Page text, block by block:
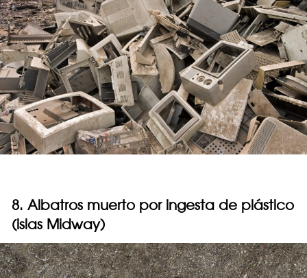
8. Albatros muerto por ingesta de plástico
(islas Midway)